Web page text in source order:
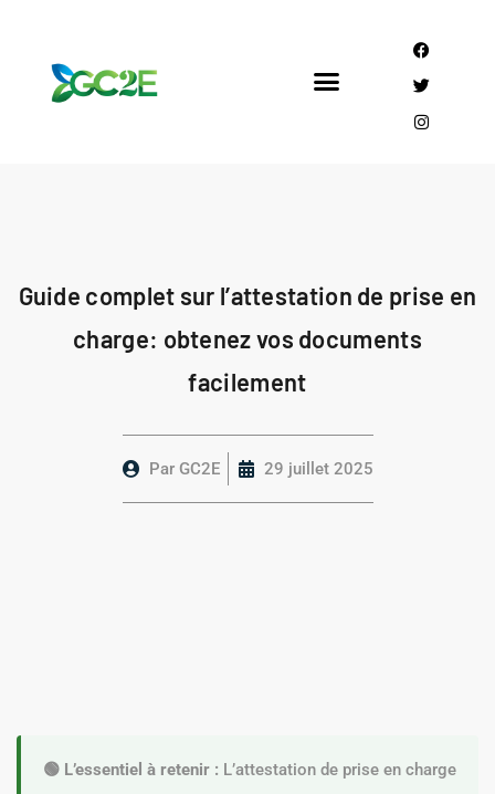
Guide complet sur l’attestation de prise en
charge: obtenez vos documents
facilement
ParGC2E 29 juillet 2025
🟢 L’essentiel à retenir : L’attestation de prise en charge